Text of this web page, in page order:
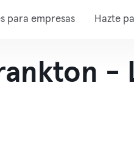
para empresas Hazte
-